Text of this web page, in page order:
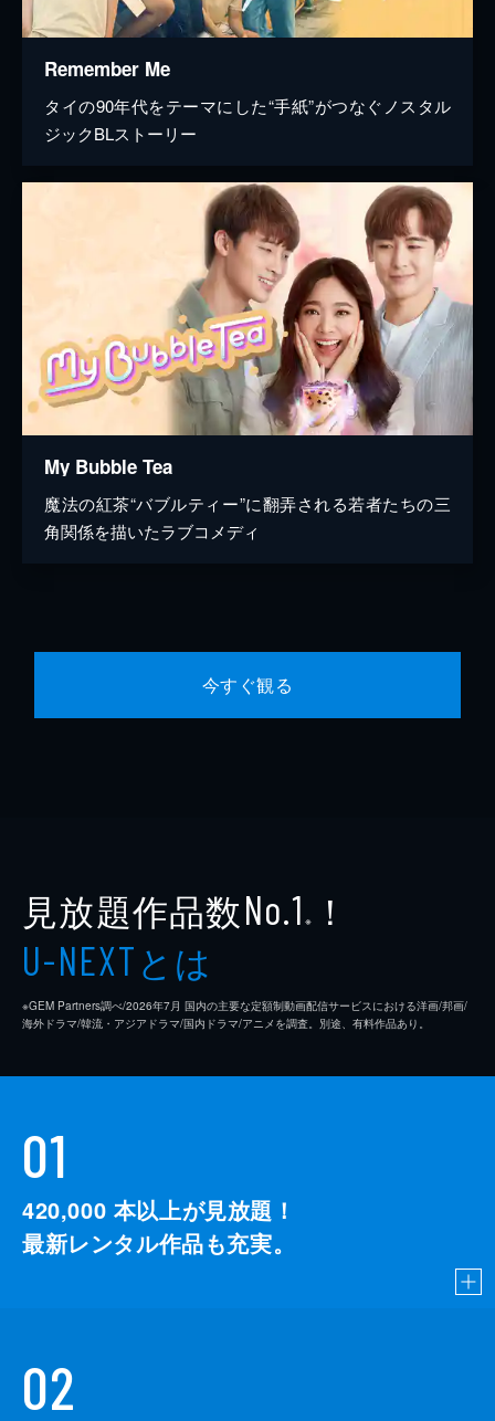
Remember Me
タイの90年代をテーマにした“手紙”がつなぐノスタル
ジックBLストーリー
My Bubble Tea
魔法の紅茶“バブルティー”に翻弄される若者たちの三
角関係を描いたラブコメディ
今すぐ観る
見放題作品数No.1 ※ ！
U-NEXTとは
※GEM Partners調べ/2026年7⽉ 国内の主要な定額制動画配信サービスにおける洋画/邦画/
海外ドラマ/韓流・アジアドラマ/国内ドラマ/アニメを調査。別途、有料作品あり。
01
420,000 本以上が見放題！
最新レンタル作品も充実。
02